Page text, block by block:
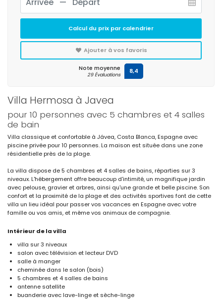
Villa Hermosa à Javea
pour 10 personnes avec 5 chambres et 4 salles
de bain
Villa classique et confortable à Jávea, Costa Blanca, Espagne avec
piscine privée pour 10 personnes. La maison est située dans une zone
résidentielle près de la plage.
La villa dispose de 5 chambres et 4 salles de bains, réparties sur 3
niveaux. L'hébergement offre beaucoup d'intimité, un magnifique jardin
avec pelouse, gravier et arbres, ainsi qu'une grande et belle piscine. Son
confort et la proximité de la plage et des activités sportives font de cette
villa un lieu idéal pour passer vos vacances en Espagne avec votre
famille ou vos amis, et même vos animaux de compagnie.
Intérieur de la villa
villa sur 3 niveaux
salon avec télévision et lecteur DVD
salle à manger
cheminée dans le salon (bois)
5 chambres et 4 salles de bains
antenne satellite
buanderie avec lave-linge et sèche-linge
Calcul du prix par calendrier
Ajouter à vos favoris
Note moyenne
29 Évaluations 8,4